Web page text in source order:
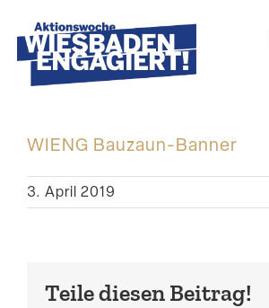
to
content
WIENG Bauzaun-Banner
3. April 2019
Teile diesen Beitrag!